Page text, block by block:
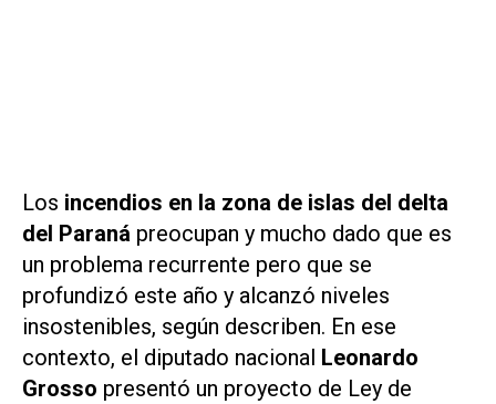
Los incendios en la zona de islas del delta
del Paraná preocupan y mucho dado que es
un problema recurrente pero que se
profundizó este año y alcanzó niveles
insostenibles, según describen. En ese
contexto, el diputado nacional Leonardo
Grosso presentó un proyecto de Ley de